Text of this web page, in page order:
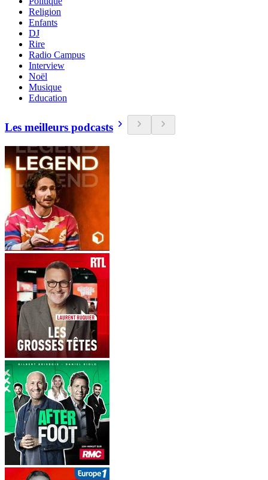
Religion
Enfants
DJ
Rire
Radio Campus
Interview
Noël
Musique
Education
Les meilleurs podcasts